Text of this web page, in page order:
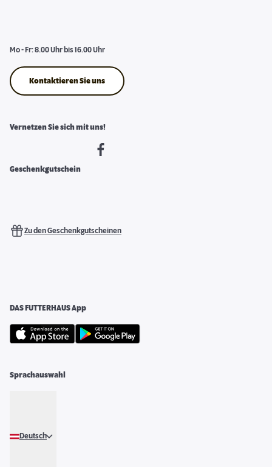
Mo - Fr: 8.00 Uhr bis 16.00 Uhr
Kontaktieren Sie uns
Vernetzen Sie sich mit uns!
Geschenkgutschein
Zu den Geschenkgutscheinen
DAS FUTTERHAUS App
Sprachauswahl
Deutsch